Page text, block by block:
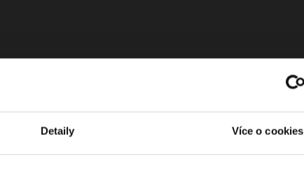
Detaily Více o cookies